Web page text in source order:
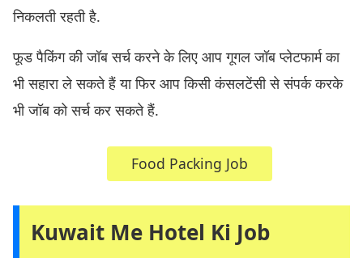
निकलती रहती है.
फूड पैकिंग की जॉब सर्च करने के लिए आप गूगल जॉब प्लेटफार्म का
भी सहारा ले सकते हैं या फिर आप किसी कंसलटेंसी से संपर्क करके
भी जॉब को सर्च कर सकते हैं.
Food Packing Job
Kuwait Me Hotel Ki Job